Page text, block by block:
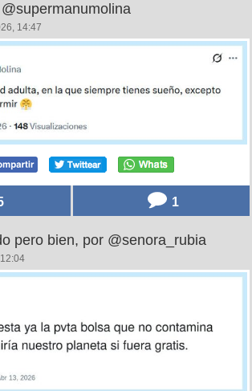
14:47
1
pero bien, por @senora_rubia